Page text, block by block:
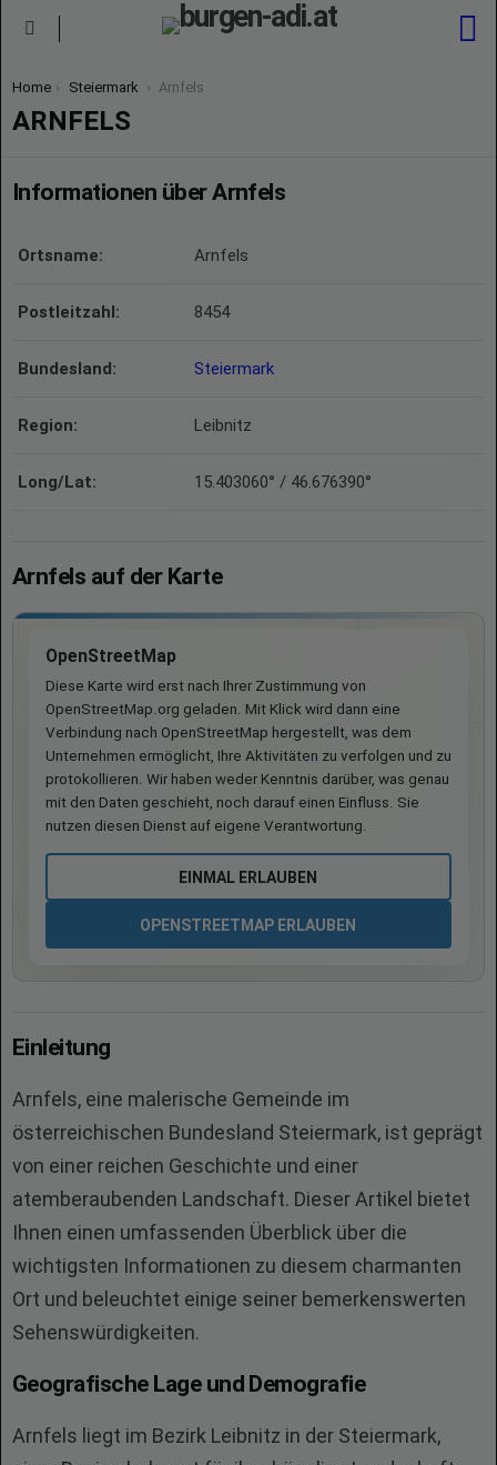
You are here:
Home Steiermark Arnfels
ARNFELS
Informationen über Arnfels
Ortsname: Arnfels
Postleitzahl: 8454
Bundesland: Steiermark
Region: Leibnitz
Long/Lat: 15.403060° / 46.676390°
Arnfels auf der Karte
OpenStreetMap
Diese Karte wird erst nach Ihrer Zustimmung von
OpenStreetMap.org geladen. Mit Klick wird dann eine
Verbindung nach OpenStreetMap hergestellt, was dem
Unternehmen ermöglicht, Ihre Aktivitäten zu verfolgen und zu
protokollieren. Wir haben weder Kenntnis darüber, was genau
mit den Daten geschieht, noch darauf einen Einfluss. Sie
nutzen diesen Dienst auf eigene Verantwortung.
EINMAL ERLAUBEN
OPENSTREETMAP ERLAUBEN
Einleitung
Arnfels, eine malerische Gemeinde im
österreichischen Bundesland Steiermark, ist geprägt
von einer reichen Geschichte und einer
atemberaubenden Landschaft. Dieser Artikel bietet
Ihnen einen umfassenden Überblick über die
wichtigsten Informationen zu diesem charmanten
Ort und beleuchtet einige seiner bemerkenswerten
Sehenswürdigkeiten.
Geografische Lage und Demografie
Arnfels liegt im Bezirk Leibnitz in der Steiermark,